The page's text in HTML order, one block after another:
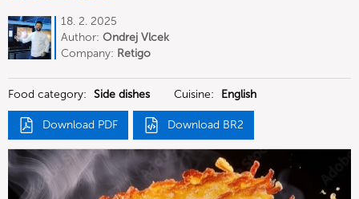
18. 2. 2025
Author: Ondrej Vlcek
Company: Retigo
Food category: Side dishes Cuisine: English
Download PDF Download BR2